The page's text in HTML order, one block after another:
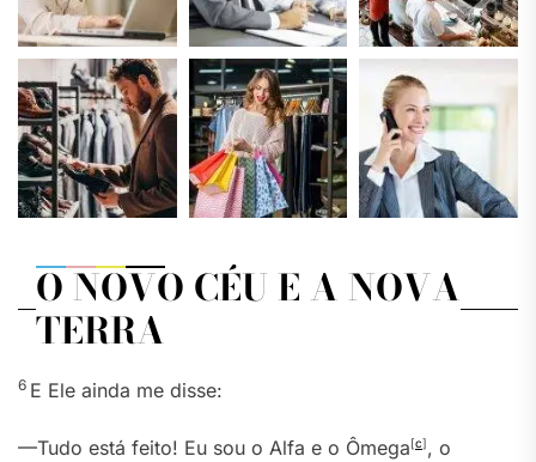
O NOVO CÉU E A NOVA
TERRA
6 E Ele ainda me disse:
—Tudo está feito! Eu sou o Alfa e o Ômega[c], o